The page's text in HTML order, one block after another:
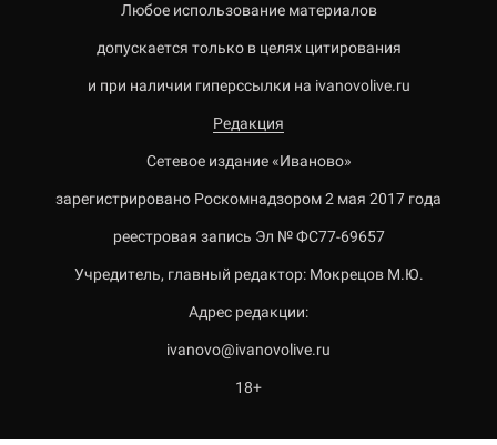
Любое использование материалов
допускается только в целях цитирования
и при наличии гиперссылки на ivanovolive.ru
Редакция
Сетевое издание «Иваново»
зарегистрировано Роскомнадзором 2 мая 2017 года
реестровая запись Эл № ФС77-69657
Учредитель, главный редактор: Мокрецов М.Ю.
Адрес редакции:
ivanovo@ivanovolive.ru
18+